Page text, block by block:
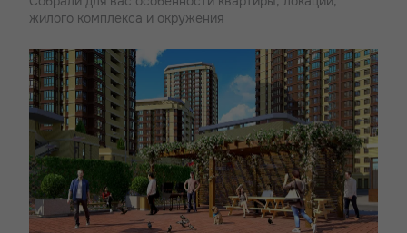
жилого комплекса и окружения